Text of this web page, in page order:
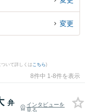
解決の実績豊富な近くの弁
題を法律相談できる熊本市
者さんにおすすめです。
変更
いて詳しくは こちら)
8件中 1-8件を表示
弁
インタビューを
見る